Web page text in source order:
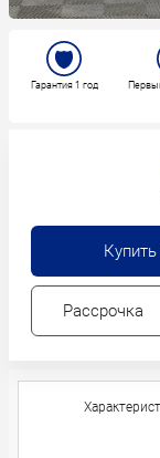
Рассрочка
Гарантия 1 год